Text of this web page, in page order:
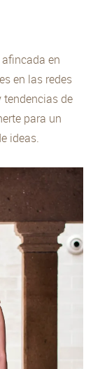
en
en las redes
tendencias de
para un
ideas.